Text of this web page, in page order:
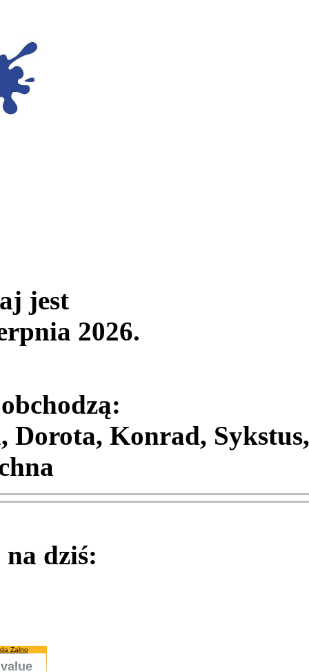
jest
2026.
Konrad, Sykstus,
na dziś:
Żalno